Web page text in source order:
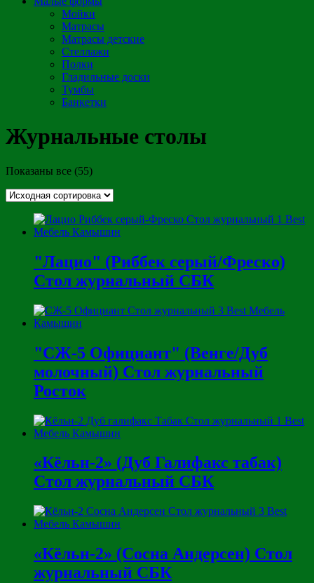
Мойки
Матрасы
Матрасы детские
Стеллажи
Полки
Гладильные доски
Тумбы
Банкетки
Журнальные столы
Показаны все (55)
"Лацио" (Риббек серый/Фреско)
Стол журнальный СБК
"СЖ-5 Официант" (Венге/Дуб
молочный) Стол журнальный
Росток
«Кёльн-2» (Дуб Галифакс табак)
Стол журнальный СБК
«Кёльн-2» (Сосна Андерсен) Стол
журнальный СБК